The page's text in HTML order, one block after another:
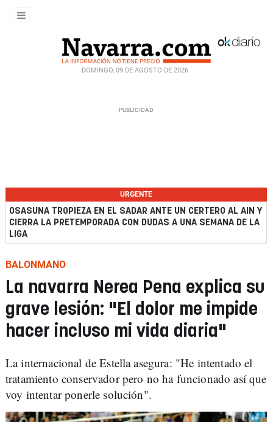
DOMINGO, 09 DE AGOSTO DE 2026
URGENTE
OSASUNA TROPIEZA EN EL SADAR ANTE UN CERTERO AL AIN Y
CIERRA LA PRETEMPORADA CON DUDAS A UNA SEMANA DE LA
LIGA
BALONMANO
La navarra Nerea Pena explica su
grave lesión: "El dolor me impide
hacer incluso mi vida diaria"
La internacional de Estella asegura: "He intentado el
tratamiento conservador pero no ha funcionado así que
voy intentar ponerle solución".